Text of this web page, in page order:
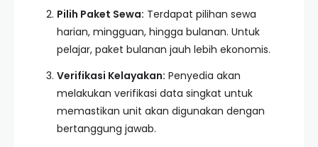
Pilih Paket Sewa: Terdapat pilihan sewa
harian, mingguan, hingga bulanan. Untuk
pelajar, paket bulanan jauh lebih ekonomis.
Verifikasi Kelayakan: Penyedia akan
melakukan verifikasi data singkat untuk
memastikan unit akan digunakan dengan
bertanggung jawab.